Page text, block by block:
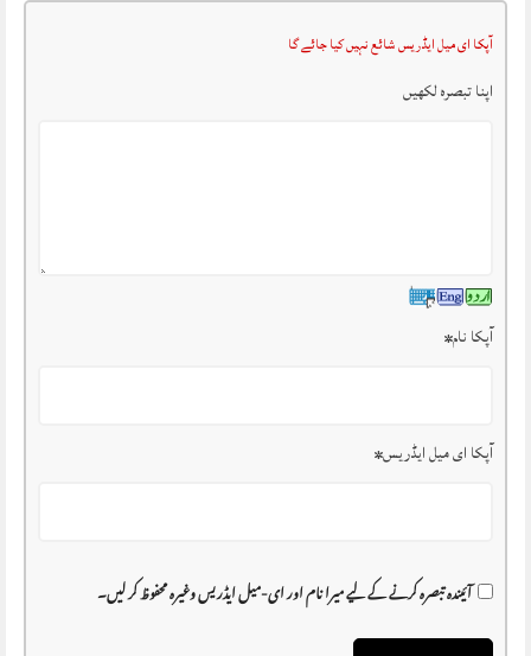
آپکا ای میل ایڈریس شائع نہیں کیا جائے گا
اپنا تبصرہ لکھیں
آپکا نام*
آپکا ای میل ایڈریس*
آئیندہ تبصرہ کرنے کے لیے میرا نام اور ای-میل ایڈریس وغیرہ محفوظ کر لیں۔